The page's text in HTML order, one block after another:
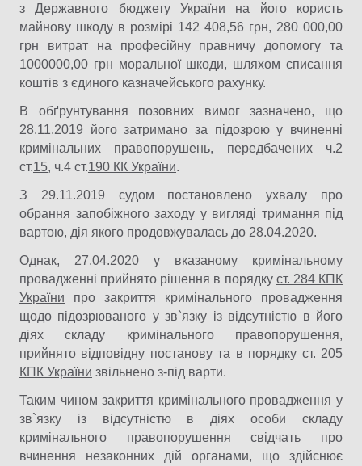
з Державного бюджету України на його користь
майнову шкоду в розмірі 142 408,56 грн, 280 000,00
грн витрат на професійну правничу допомогу та
1000000,00 грн моральної шкоди, шляхом списання
коштів з єдиного казначейського рахунку.
В обґрунтування позовних вимог зазначено, що
28.11.2019 його затримано за підозрою у вчиненні
кримінальних правопорушень, передбачених ч.2
ст.15, ч.4 ст.190 КК України.
З 29.11.2019 судом постановлено ухвалу про
обрання запобіжного заходу у вигляді тримання під
вартою, дія якого продовжувалась до 28.04.2020.
Однак, 27.04.2020 у вказаному кримінальному
провадженні прийнято рішення в порядку ст. 284 КПК
України про закриття кримінального провадження
щодо підозрюваного у зв`язку із відсутністю в його
діях складу кримінального правопорушення,
прийнято відповідну постанову та в порядку ст. 205
КПК України звільнено з-під варти.
Таким чином закриття кримінального провадження у
зв`язку із відсутністю в діях особи складу
кримінального правопорушення свідчать про
вчинення незаконних дій органами, що здійснює